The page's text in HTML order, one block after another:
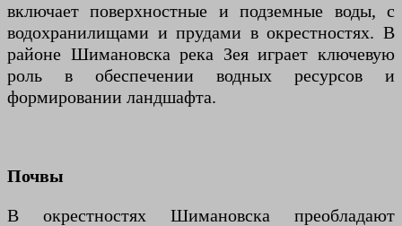
включает поверхностные и подземные воды, с
водохранилищами и прудами в окрестностях. В
районе Шимановска река Зея играет ключевую
роль в обеспечении водных ресурсов и
формировании ландшафта.
Почвы
В окрестностях Шимановска преобладают